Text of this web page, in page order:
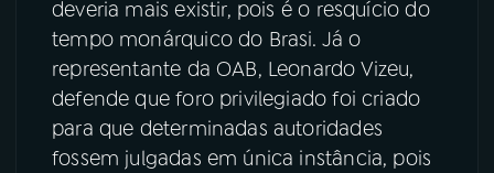
deveria mais existir, pois é o resquício do
tempo monárquico do Brasi. Já o
representante da OAB, Leonardo Vizeu,
defende que foro privilegiado foi criado
para que determinadas autoridades
fossem julgadas em única instância, pois